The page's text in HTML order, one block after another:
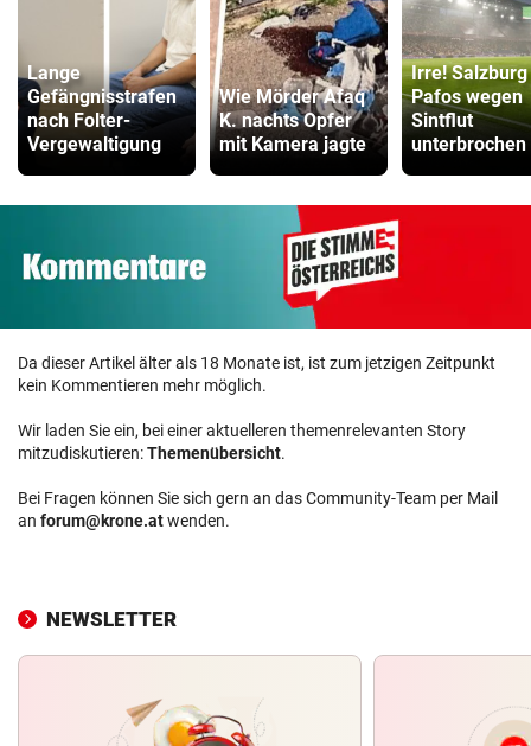
Lange
Gefängnisstrafen
nach Folter-
Vergewaltigung
Wie Mörder Afaq
K. nachts Opfer
mit Kamera jagte
Irre!
Pafos wegen
Sintflut
unterbrochen
Da dieser Artikel älter als 18 Monate ist, ist zum jetzigen Zeitpunkt
kein Kommentieren mehr möglich.
Wir laden Sie ein, bei einer aktuelleren themenrelevanten Story
mitzudiskutieren:Themenübersicht.
Bei Fragen können Sie sich gern an das Community-Team per Mail
an forum@krone.atwenden.
NEWSLETTER